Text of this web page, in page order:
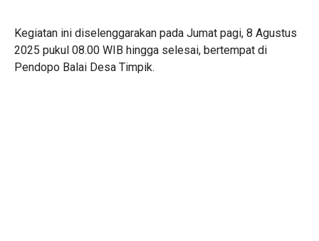
Kegiatan ini diselenggarakan pada Jumat pagi, 8 Agustus
2025 pukul 08.00 WIB hingga selesai, bertempat di
Pendopo Balai Desa Timpik.